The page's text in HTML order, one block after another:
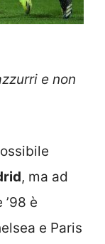
e non
, ma ad
è
e Paris